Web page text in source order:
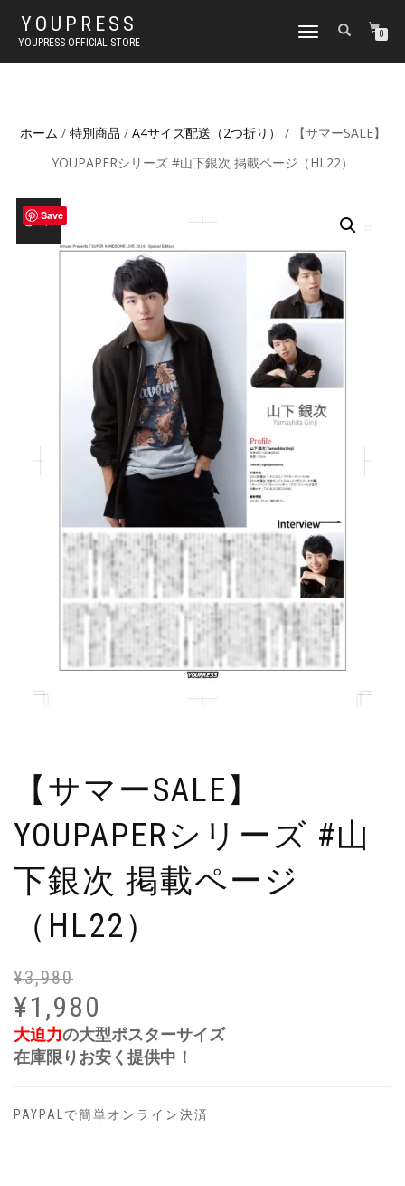
YOUPRESS
YOUPRESS OFFICIAL STORE
ナ
ゲ
ン
り
0
ホーム / 特別商品 / A4サイズ配送（2つ折り）
/ 【サマーSALE】
YOUPAPERシリーズ #山下銀次 掲載ページ（HL22）
セール
Save
【サマーSALE】
YOUPAPERシリーズ #山
下銀次 掲載ページ
（HL22）
¥3,980
¥1,980
大迫力の大型ポスターサイズ
在庫限りお安く提供中！
PAYPALで簡単オンライン決済